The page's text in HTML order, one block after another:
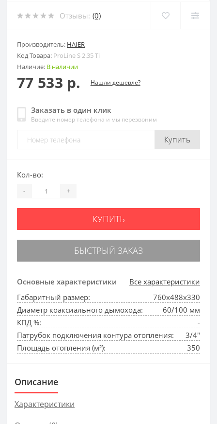
Отзывы: (0)
Производитель: HAIER
Код Товара: ProLine S 2.35 Ti
Наличие: В наличии
77 533 р. Нашли дешевле?
Заказать в один клик
Введите номер телефона и мы перезвоним
Купить
Основные характеристики
Все характеристики
Габаритный размер:
760x488x330
Диаметр коаксиального дымохода:
60/100 мм
КПД %:
-
Патрубок подключения контура отопления:
3/4"
Площадь отопления (м²):
350
Кол-во:
- +
КУПИТЬ
БЫСТРЫЙ ЗАКАЗ
Описание
Характеристики